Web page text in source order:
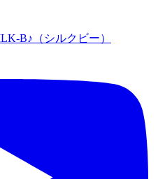
B♪（シルクビー）